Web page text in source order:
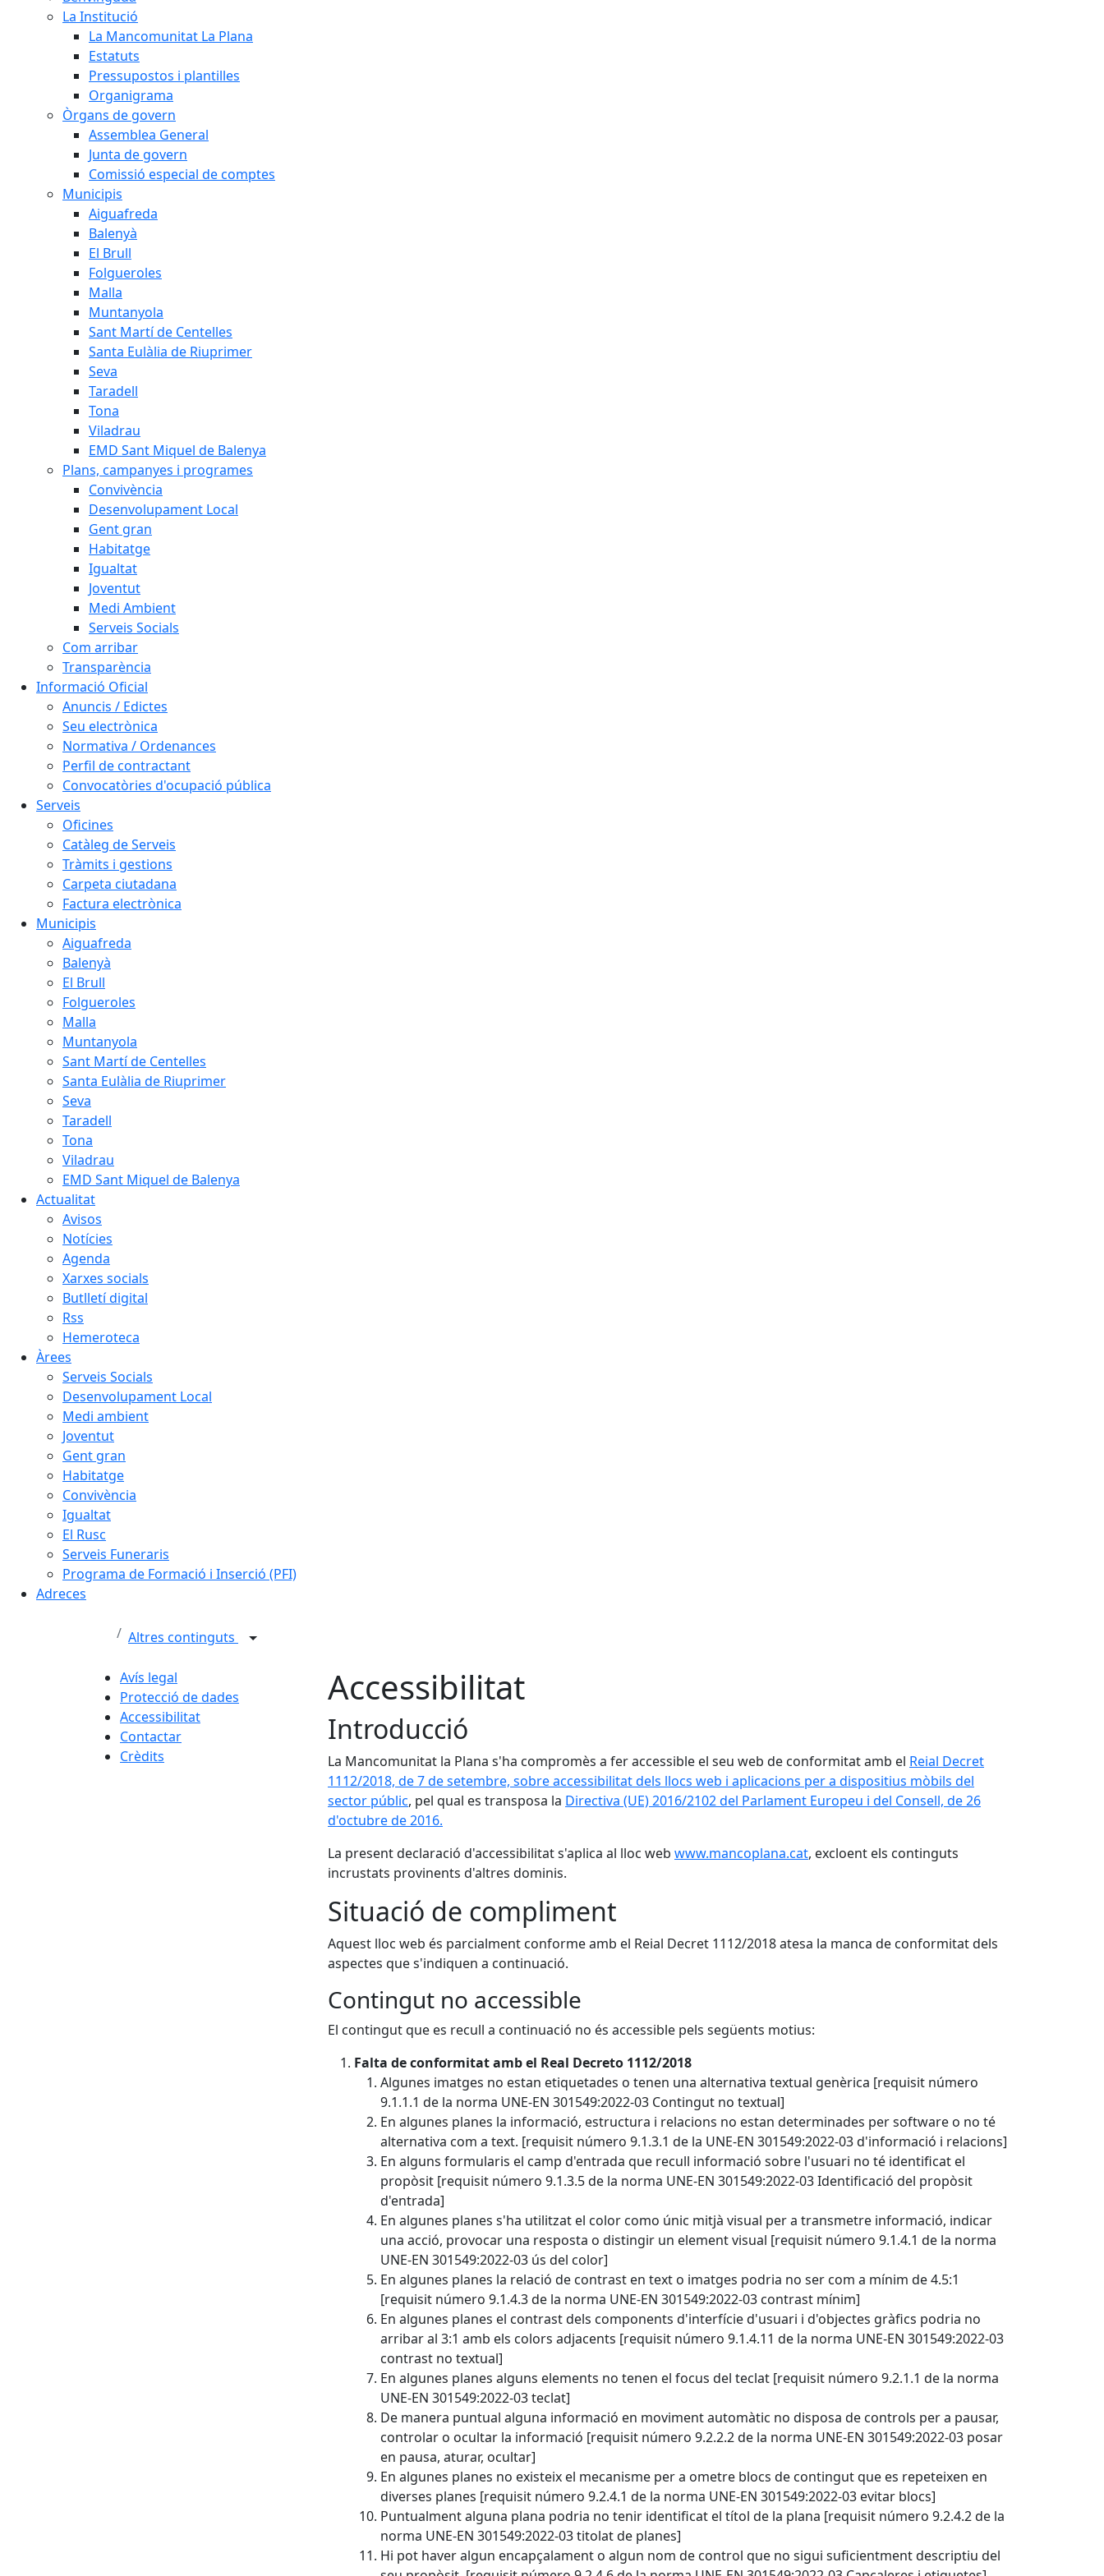
La Institució
La Mancomunitat La Plana
Estatuts
Pressupostos i plantilles
Organigrama
Òrgans de govern
Assemblea General
Junta de govern
Comissió especial de comptes
Municipis
Aiguafreda
Balenyà
El Brull
Folgueroles
Malla
Muntanyola
Sant Martí de Centelles
Santa Eulàlia de Riuprimer
Seva
Taradell
Tona
Viladrau
EMD Sant Miquel de Balenya
Plans, campanyes i programes
Convivència
Desenvolupament Local
Gent gran
Habitatge
Igualtat
Joventut
Medi Ambient
Serveis Socials
Com arribar
Transparència
Informació Oficial
Anuncis / Edictes
Seu electrònica
Normativa / Ordenances
Perfil de contractant
Convocatòries d'ocupació pública
Serveis
Oficines
Catàleg de Serveis
Tràmits i gestions
Carpeta ciutadana
Factura electrònica
Municipis
Aiguafreda
Balenyà
El Brull
Folgueroles
Malla
Muntanyola
Sant Martí de Centelles
Santa Eulàlia de Riuprimer
Seva
Taradell
Tona
Viladrau
EMD Sant Miquel de Balenya
Actualitat
Avisos
Notícies
Agenda
Xarxes socials
Butlletí digital
Rss
Hemeroteca
Àrees
Serveis Socials
Desenvolupament Local
Medi ambient
Joventut
Gent gran
Habitatge
Convivència
Igualtat
El Rusc
Serveis Funeraris
Programa de Formació i Inserció (PFI)
Adreces
Altres continguts
Avís legal
Protecció de dades
Accessibilitat
Contactar
Crèdits
Accessibilitat
Introducció
La Mancomunitat la Plana s'ha compromès a fer accessible el seu web de conformitat amb el Reial Decret
1112/2018, de 7 de setembre, sobre accessibilitat dels llocs web i aplicacions per a dispositius mòbils del
sector públic, pel qual es transposa la Directiva (UE) 2016/2102 del Parlament Europeu i del Consell, de 26
d'octubre de 2016.
La present declaració d'accessibilitat s'aplica al lloc web www.mancoplana.cat, excloent els continguts
incrustats provinents d'altres dominis.
Situació de compliment
Aquest lloc web és parcialment conforme amb el Reial Decret 1112/2018 atesa la manca de conformitat dels
aspectes que s'indiquen a continuació.
Contingut no accessible
El contingut que es recull a continuació no és accessible pels següents motius:
Falta de conformitat amb el Real Decreto 1112/2018
Algunes imatges no estan etiquetades o tenen una alternativa textual genèrica [requisit número
9.1.1.1 de la norma UNE-EN 301549:2022-03 Contingut no textual]
En algunes planes la informació, estructura i relacions no estan determinades per software o no té
alternativa com a text. [requisit número 9.1.3.1 de la UNE-EN 301549:2022-03 d'informació i relacions]
En alguns formularis el camp d'entrada que recull informació sobre l'usuari no té identificat el
propòsit [requisit número 9.1.3.5 de la norma UNE-EN 301549:2022-03 Identificació del propòsit
d'entrada]
En algunes planes s'ha utilitzat el color como únic mitjà visual per a transmetre informació, indicar
una acció, provocar una resposta o distingir un element visual [requisit número 9.1.4.1 de la norma
UNE-EN 301549:2022-03 ús del color]
En algunes planes la relació de contrast en text o imatges podria no ser com a mínim de 4.5:1
[requisit número 9.1.4.3 de la norma UNE-EN 301549:2022-03 contrast mínim]
En algunes planes el contrast dels components d'interfície d'usuari i d'objectes gràfics podria no
arribar al 3:1 amb els colors adjacents [requisit número 9.1.4.11 de la norma UNE-EN 301549:2022-03
contrast no textual]
En algunes planes alguns elements no tenen el focus del teclat [requisit número 9.2.1.1 de la norma
UNE-EN 301549:2022-03 teclat]
De manera puntual alguna informació en moviment automàtic no disposa de controls per a pausar,
controlar o ocultar la informació [requisit número 9.2.2.2 de la norma UNE-EN 301549:2022-03 posar
en pausa, aturar, ocultar]
En algunes planes no existeix el mecanisme per a ometre blocs de contingut que es repeteixen en
diverses planes [requisit número 9.2.4.1 de la norma UNE-EN 301549:2022-03 evitar blocs]
Puntualment alguna plana podria no tenir identificat el títol de la plana [requisit número 9.2.4.2 de la
norma UNE-EN 301549:2022-03 titolat de planes]
Hi pot haver algun encapçalament o algun nom de control que no sigui suficientment descriptiu del